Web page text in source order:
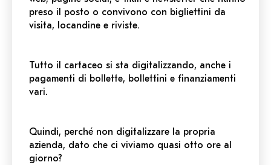
preso il posto o convivono con bigliettini da
visita, locandine e riviste.
Tutto il cartaceo si sta digitalizzando, anche i
pagamenti di bollette, bollettini e finanziamenti
vari.
Quindi, perché non digitalizzare la propria
azienda, dato che ci viviamo quasi otto ore al
giorno?